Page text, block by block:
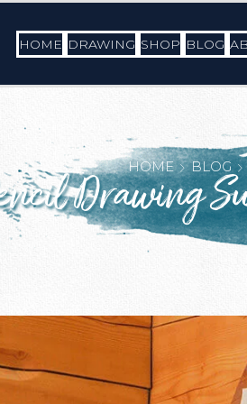
HOME DRAWING SHOP BLOG
HOME BLOG
Drawing